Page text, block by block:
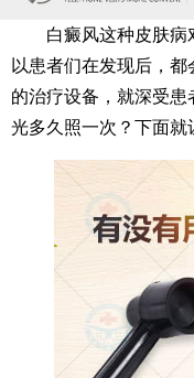
白癜风这种皮肤病
以患者们在发现后，
的治疗设备，就深受患
光多久照一次？下面就